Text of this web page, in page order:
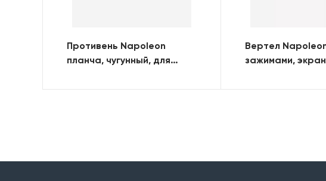
Противень Napoleon
планча, чугунный, для
Вертел
зажимами,